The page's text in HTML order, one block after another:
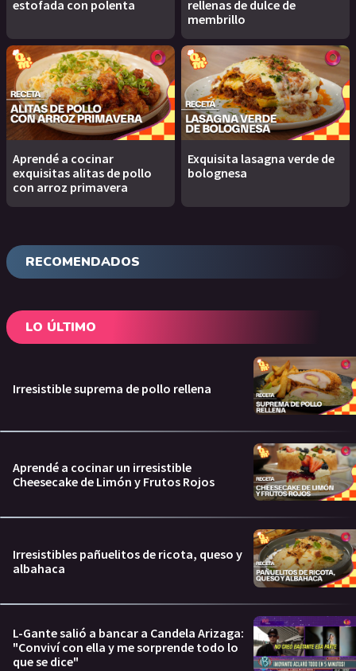
estofada con polenta
rellenas de dulce de
membrillo
Aprendé a cocinar
exquisitas alitas de pollo
con arroz primavera
Exquisita lasagna verde de
bolognesa
RECOMENDADOS
LO ÚLTIMO
Irresistible suprema de pollo rellena
Aprendé a cocinar un irresistible
Cheesecake de Limón y Frutos Rojos
Irresistibles pañuelitos de ricota, queso y
albahaca
L-Gante salió a bancar a Candela Arizaga:
"Conviví con ella y me sorprende todo lo
que se dice"